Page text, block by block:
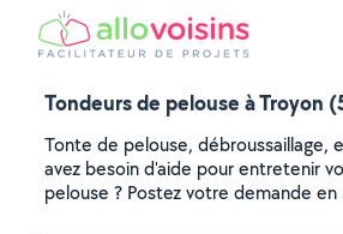
Tondeurs de pelouse à Troyon
Tonte de pelouse, débroussaillage,
avez besoin d'aide pour entretenir
pelouse ? Postez votre demande en